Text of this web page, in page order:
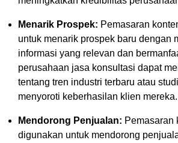
Menarik Prospek: Pemasaran
untuk menarik prospek baru dengan
informasi yang relevan dan
perusahaan jasa konsultasi dapat
tentang tren industri terbaru atau
menyoroti keberhasilan klien mereka.
Mendorong Penjualan: Pemasaran
digunakan untuk mendorong